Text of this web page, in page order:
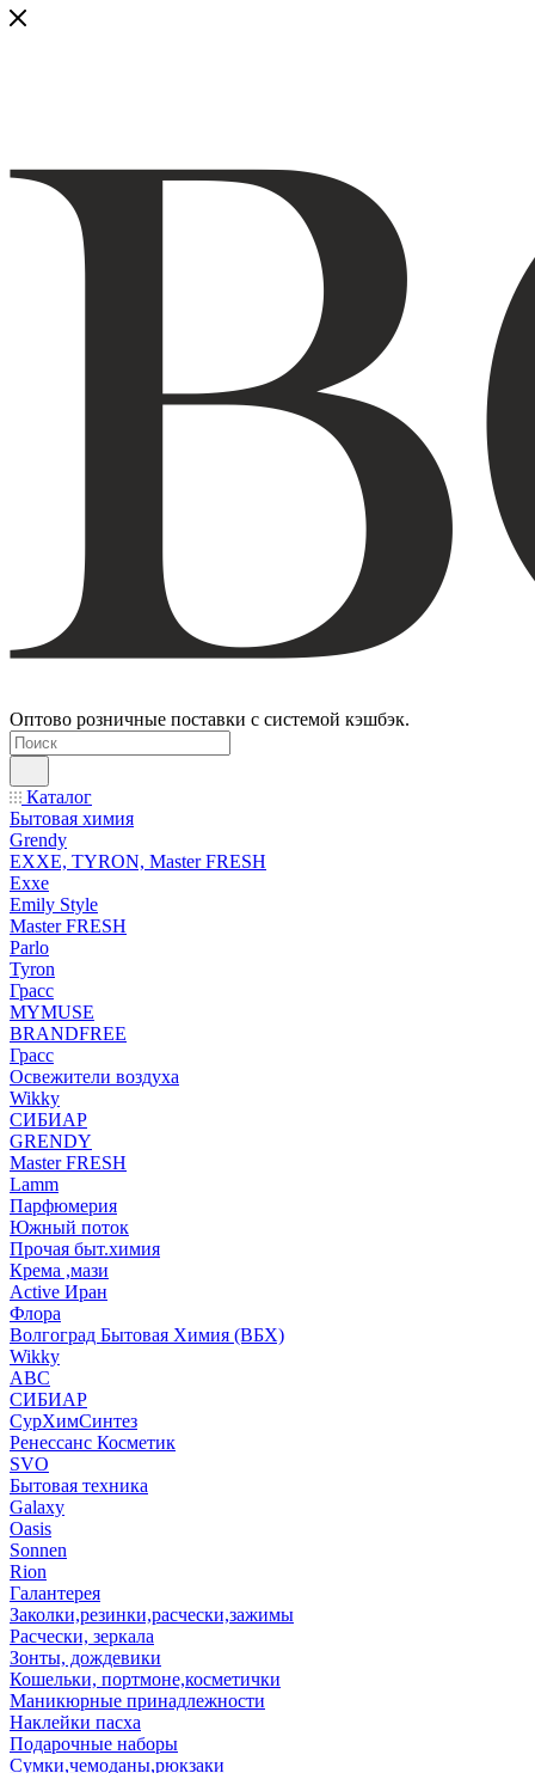
Оптово розничные поставки с системой кэшбэк.
Каталог
Бытовая химия
Grendy
EXXE, TYRON, Master FRESH
Exxe
Emily Style
Master FRESH
Parlo
Tyron
Грасс
MYMUSE
BRANDFREE
Грасс
Освежители воздуха
Wikky
СИБИАР
GRENDY
Master FRESH
Lamm
Парфюмерия
Южный поток
Прочая быт.химия
Крема ,мази
Аctive Иран
Флора
Волгоград Бытовая Химия (ВБХ)
Wikky
АВС
СИБИАР
СурХимСинтез
Ренессанс Косметик
SVO
Бытовая техника
Galaxy
Oasis
Sonnen
Rion
Галантерея
Заколки,резинки,расчески,зажимы
Расчески, зеркала
Зонты, дождевики
Кошельки, портмоне,косметички
Маникюрные принадлежности
Наклейки пасха
Подарочные наборы
Сумки,чемоданы,рюкзаки